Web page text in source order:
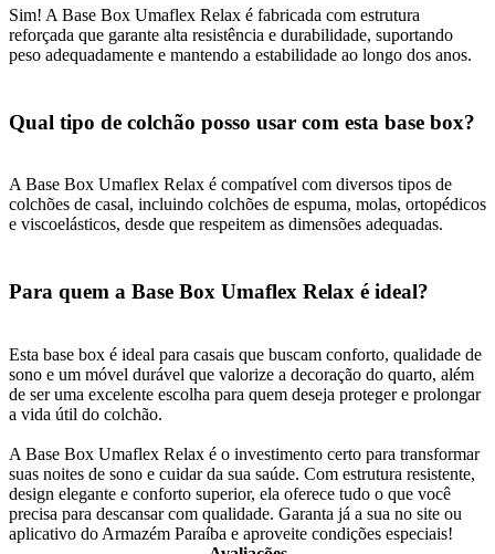
Sim! A Base Box Umaflex Relax é fabricada com estrutura
reforçada que garante alta resistência e durabilidade, suportando
peso adequadamente e mantendo a estabilidade ao longo dos anos.
Qual tipo de colchão posso usar com esta base box?
A Base Box Umaflex Relax é compatível com diversos tipos de
colchões de casal, incluindo colchões de espuma, molas, ortopédicos
e viscoelásticos, desde que respeitem as dimensões adequadas.
Para quem a Base Box Umaflex Relax é ideal?
Esta base box é ideal para casais que buscam conforto, qualidade de
sono e um móvel durável que valorize a decoração do quarto, além
de ser uma excelente escolha para quem deseja proteger e prolongar
a vida útil do colchão.
A Base Box Umaflex Relax é o investimento certo para transformar
suas noites de sono e cuidar da sua saúde. Com estrutura resistente,
design elegante e conforto superior, ela oferece tudo o que você
precisa para descansar com qualidade. Garanta já a sua no site ou
aplicativo do Armazém Paraíba e aproveite condições especiais!